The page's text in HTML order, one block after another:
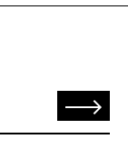
Senden